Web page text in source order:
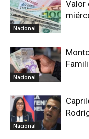
Nacional
Valor
Nacional
Nacional